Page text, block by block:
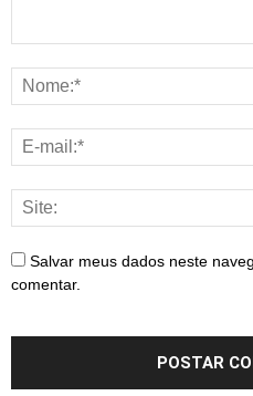
Salvar meus dados neste
comentar.